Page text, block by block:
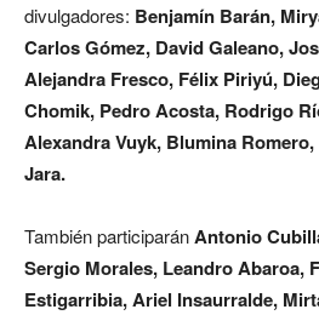
divulgadores: Benjamín Barán,
Carlos Gómez, David Galeano,
Alejandra Fresco, Félix Piriyú,
Chomik, Pedro Acosta, Rodrigo
Alexandra Vuyk, Blumina
Jara.
También participaránAntonio
Sergio Morales, Leandro Abaroa,
Estigarribia, Ariel Insaurralde,